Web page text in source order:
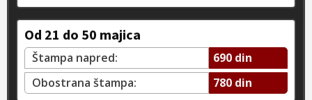
Od 21 do 50 majica
Štampa napred:
690 din
Obostrana štampa:
780 din